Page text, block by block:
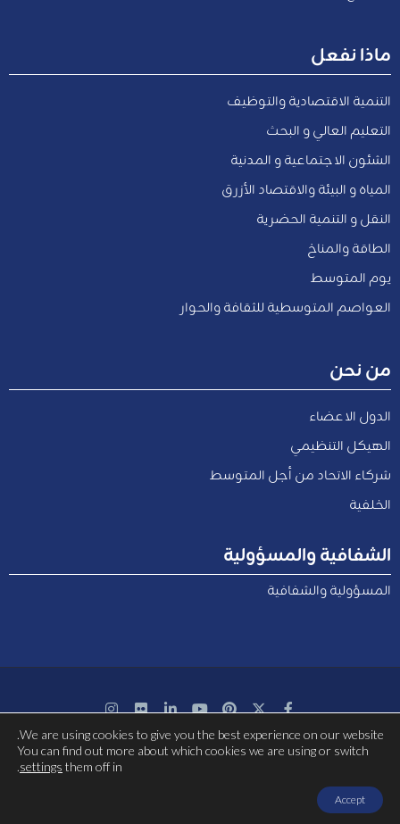
ماذا نفعل
التنمية الاقتصادية والتوظيف
التعليم العالي و البحث
الشئون الاجتماعية و المدنية
المياه و البيئة والاقتصاد الأزرق
النقل و التنمية الحضرية
الطاقة والمناخ
يوم المتوسط
العواصم المتوسطية للثقافة والحوار
من نحن
الدول الاعضاء
الهيكل التنظيمي
شركاء الاتحاد من أجل المتوسط
الخلفية
الشفافية والمسؤولية
المسؤولية والشفافية
بتمويل مشترك من الاتحاد الأوروبي
We are using cookies to give you the best experience on our website.
You can find out more about which cookies we are using or switch
them off in
settings
.
Accept